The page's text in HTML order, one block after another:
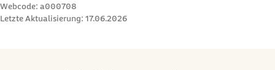
Your Nervous System
Webcode: a000708
Letzte Aktualisierung: 17.06.2026